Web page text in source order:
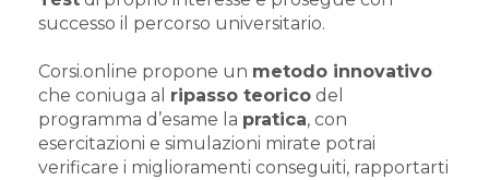
successo il percorso universitario.
Corsi.online propone un metodo innovativo
che coniuga al ripasso teorico del
programma d’esame la pratica, con
esercitazioni e simulazioni mirate potrai
verificare i miglioramenti conseguiti, rapportarti